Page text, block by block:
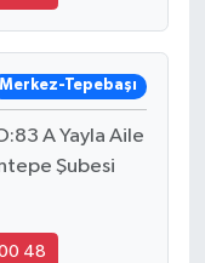
Merkez-Tepebaşı
A Yayla Aile
Şubesi
48